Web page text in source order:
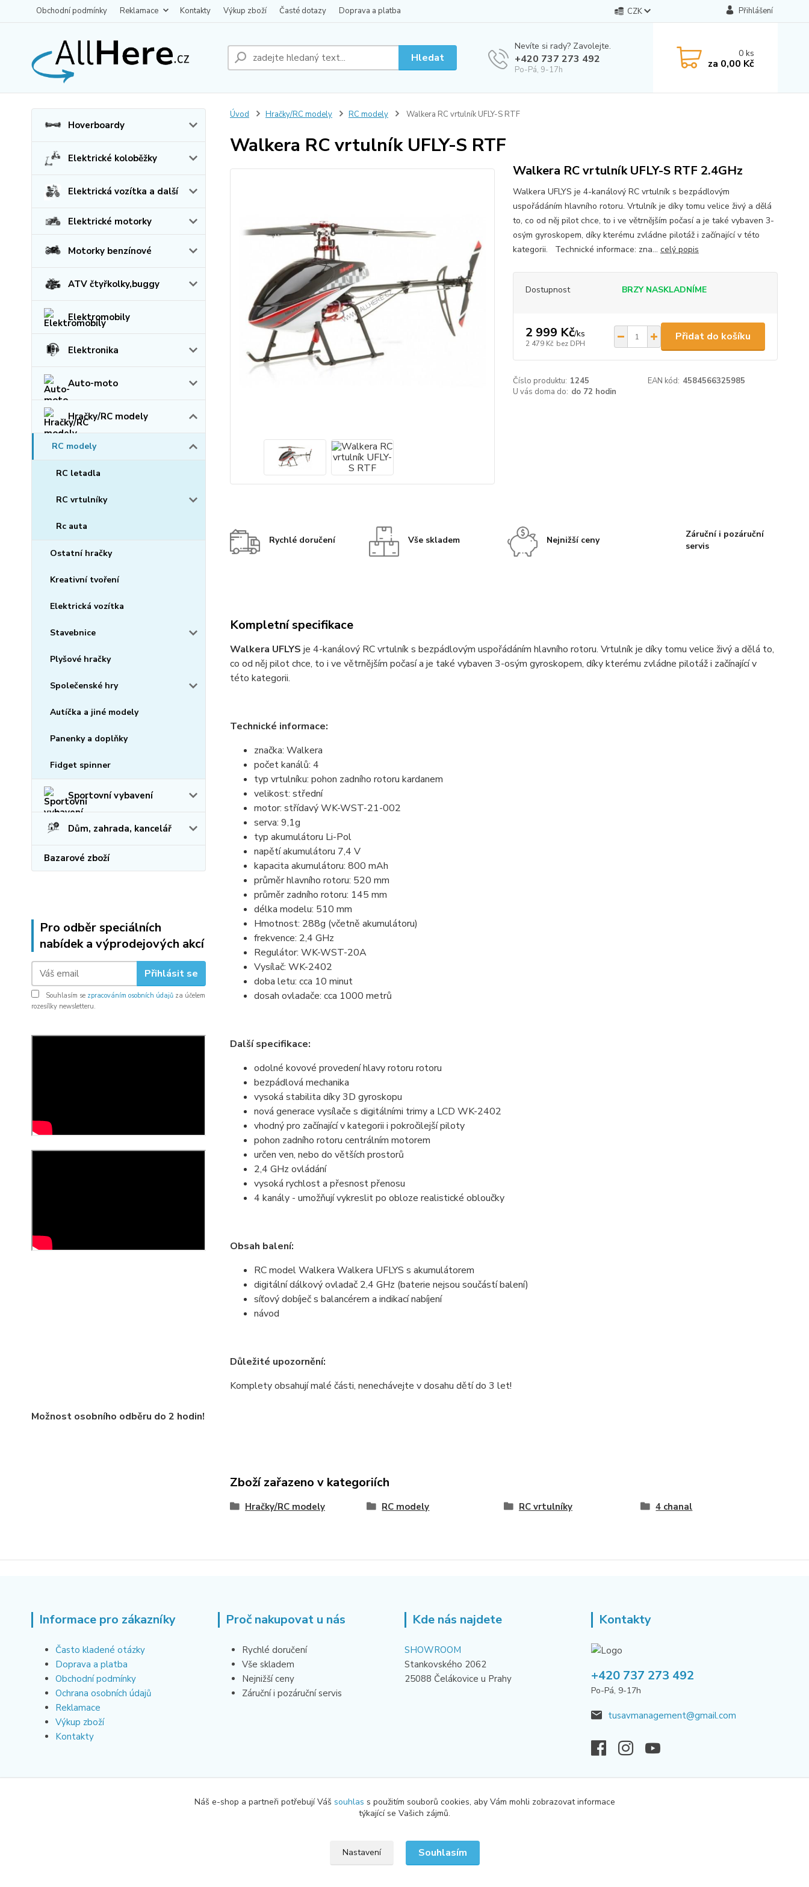
Obchodní podmínky Reklamace Kontakty Výkup zboží Časté dotazy Doprava a platba CZK Přihlášení
Hledat
Nevíte si rady? Zavolejte.
+420 737 273 492
Po-Pá, 9-17h
0ks
za 0,00 Kč
Hoverboardy
Elektrické koloběžky
Elektrická vozítka a další
Elektrické motorky
Motorky benzínové
ATV čtyřkolky,buggy
Elektromobily
Elektronika
Auto-moto
Hračky/RC modely
RC modely
RC letadla
RC vrtulníky
Rc auta
Ostatní hračky
Kreativní tvoření
Elektrická vozítka
Stavebnice
Plyšové hračky
Společenské hry
Autíčka a jiné modely
Panenky a doplňky
Fidget spinner
Sportovní vybavení
Dům, zahrada, kancelář
Bazarové zboží
Pro odběr speciálních
nabídek a výprodejových akcí
Přihlásit se
Souhlasím se zpracováním osobních údajů za účelem
rozesílky newsletteru.
Možnost osobního odběru do 2 hodin!
Úvod Hračky/RC modely RC modely Walkera RC vrtulník UFLY-S RTF
Walkera RC vrtulník UFLY-S RTF
Walkera RC vrtulník UFLY-S RTF 2.4GHz
Walkera UFLYS je 4-kanálový RC vrtulník s bezpádlovým
uspořádáním hlavního rotoru. Vrtulník je díky tomu velice živý a dělá
to, co od něj pilot chce, to i ve větrnějším počasí a je také vybaven 3-
osým gyroskopem, díky kterému zvládne pilotáž i začínající v této
kategorii. Technické informace: zna... celý popis
Dostupnost BRZY NASKLADNÍME
2 999 Kč/ks
2 479 Kč bez DPH
Přidat do košíku
Číslo produktu: 1245 EAN kód: 4584566325985
U vás doma do: do 72 hodin
Rychlé doručení Vše skladem Nejnižší ceny
Záruční i pozáruční
servis
Kompletní specifikace
Walkera UFLYS je 4-kanálový RC vrtulník s bezpádlovým uspořádáním hlavního rotoru. Vrtulník je díky tomu velice živý a dělá to,
co od něj pilot chce, to i ve větrnějším počasí a je také vybaven 3-osým gyroskopem, díky kterému zvládne pilotáž i začínající v
této kategorii.
Technické informace:
značka: Walkera
počet kanálů: 4
typ vrtulníku: pohon zadního rotoru kardanem
velikost: střední
motor: střídavý WK-WST-21-002
serva: 9,1g
typ akumulátoru Li-Pol
napětí akumulátoru 7,4 V
kapacita akumulátoru: 800 mAh
průměr hlavního rotoru: 520 mm
průměr zadního rotoru: 145 mm
délka modelu: 510 mm
Hmotnost: 288g (včetně akumulátoru)
frekvence: 2,4 GHz
Regulátor: WK-WST-20A
Vysílač: WK-2402
doba letu: cca 10 minut
dosah ovladače: cca 1000 metrů
Další specifikace:
odolné kovové provedení hlavy rotoru rotoru
bezpádlová mechanika
vysoká stabilita díky 3D gyroskopu
nová generace vysílače s digitálními trimy a LCD WK-2402
vhodný pro začínající v kategorii i pokročilejší piloty
pohon zadního rotoru centrálním motorem
určen ven, nebo do větších prostorů
2,4 GHz ovládání
vysoká rychlost a přesnost přenosu
4 kanály - umožňují vykreslit po obloze realistické obloučky
Obsah balení:
RC model Walkera Walkera UFLYS s akumulátorem
digitální dálkový ovladač 2,4 GHz (baterie nejsou součástí balení)
síťový dobíječ s balancérem a indikací nabíjení
návod
Důležité upozornění:
Komplety obsahují malé části, nenechávejte v dosahu dětí do 3 let!
Zboží zařazeno v kategoriích
Hračky/RC modely RC modely RC vrtulníky 4 chanal
Informace pro zákazníky
Často kladené otázky
Doprava a platba
Obchodní podmínky
Ochrana osobních údajů
Reklamace
Výkup zboží
Kontakty
Proč nakupovat u nás
Rychlé doručení
Vše skladem
Nejnižší ceny
Záruční i pozáruční servis
Kde nás najdete
SHOWROOM
Stankovského 2062
25088 Čelákovice u Prahy
Kontakty
+420 737 273 492
Po-Pá, 9-17h
tusavmanagement@gmail.com
Náš e-shop a partneři potřebují Váš souhlas s použitím souborů cookies, aby Vám mohli zobrazovat informace
týkající se Vašich zájmů.
Nastavení Souhlasím